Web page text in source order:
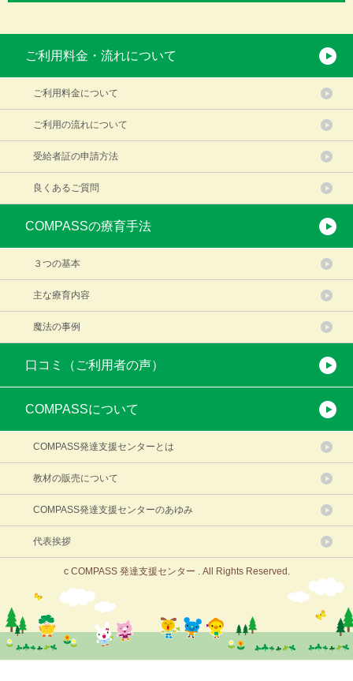
ご利用料金・流れについて
ご利用料金について
ご利用の流れについて
受給者証の申請方法
良くあるご質問
COMPASSの療育手法
３つの基本
主な療育内容
魔法の事例
口コミ（ご利用者の声）
COMPASSについて
COMPASS発達支援センターとは
教材の販売について
COMPASS発達支援センターのあゆみ
代表挨拶
c COMPASS 発達支援センター . All Rights Reserved.